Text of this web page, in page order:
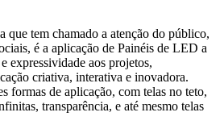
que tem chamado a atenção do público,
é a aplicação de Painéis de LED a
expressividade aos projetos,
criativa, interativa e inovadora.
formas de aplicação, com telas no teto,
transparência, e até mesmo telas